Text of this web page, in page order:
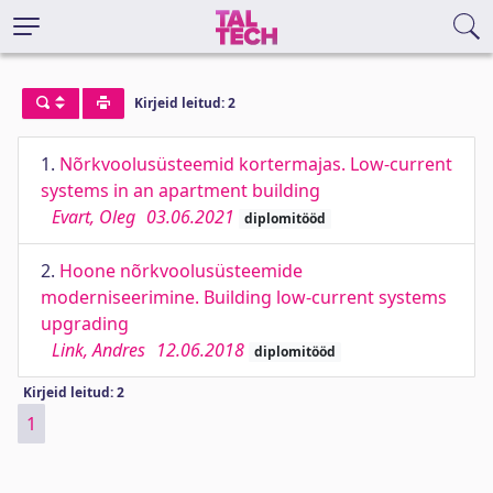
Kirjeid leitud: 2
1. Nõrkvoolusüsteemid kortermajas. Low-current
systems in an apartment building
Evart, Oleg 03.06.2021 diplomitööd
2. Hoone nõrkvoolusüsteemide
moderniseerimine. Building low-current systems
upgrading
Link, Andres 12.06.2018 diplomitööd
Kirjeid leitud: 2
1